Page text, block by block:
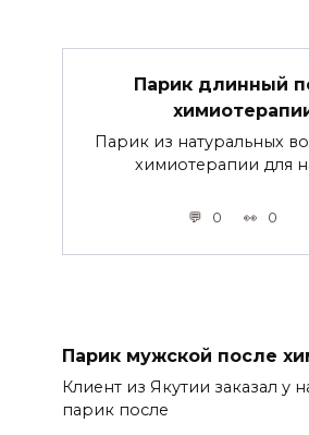
Парик длинный
Парик из натуральных
химиотерапии для
0 0
Парик мужской после
Клиент из Якутии заказал у
парик после